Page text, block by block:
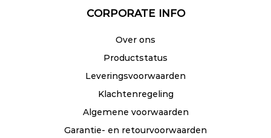
CORPORATE INFO
Over ons
Productstatus
Leveringsvoorwaarden
Klachtenregeling
Algemene voorwaarden
Garantie- en retourvoorwaarden